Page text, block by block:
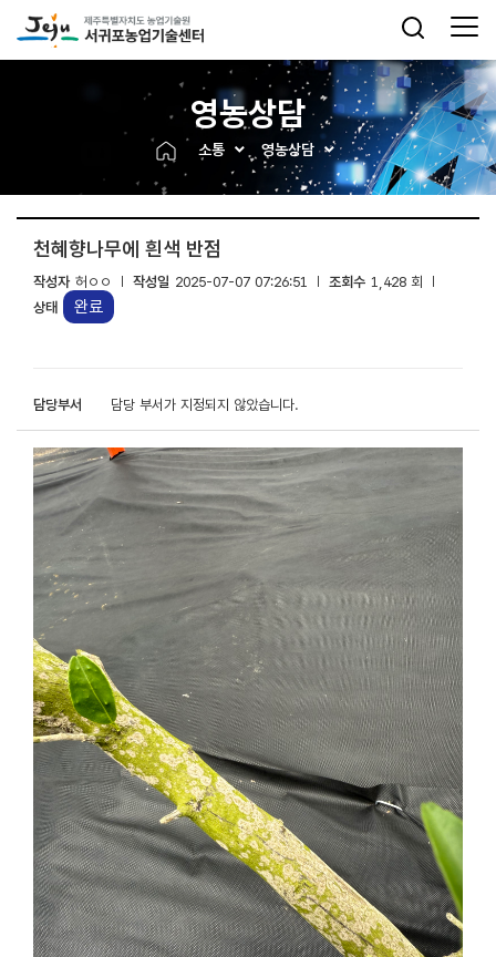
영농상담
소통 영농상담
천혜향나무에 흰색 반점
작성자 허ㅇㅇ 작성일 2025-07-07 07:26:51 조회수 1,428 회
상태
완료
담당부서 담당 부서가 지정되지 않았습니다.